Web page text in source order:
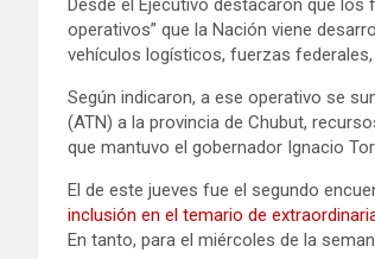
Desde el Ejecutivo destacaron que
operativos” que la Nación viene
vehículos logísticos, fuerzas
Según indicaron, a ese operativo se
(ATN) a la provincia de Chubut,
que mantuvo el gobernador Ignacio
El de este jueves fue el segundo
inclusión en el temario de
En tanto, para el miércoles de la